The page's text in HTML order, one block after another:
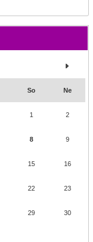
So Ne
1 2
8 9
15 16
22 23
29 30